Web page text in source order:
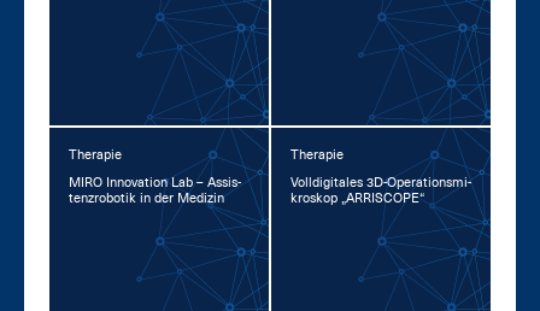
Therapie
MI­RO In­no­va­ti­on Lab – As­sis­
tenz­ro­bo­tik in der Me­di­zin
Therapie
Voll­di­gi­ta­les 3D-Ope­ra­ti­ons­mi­
kro­skop „AR­RI­SCOPE“